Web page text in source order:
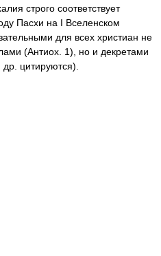
строго соответствует
Пасхи на I Вселенском
для всех христиан не
(Антиох. 1), но и декретами
цитируются).